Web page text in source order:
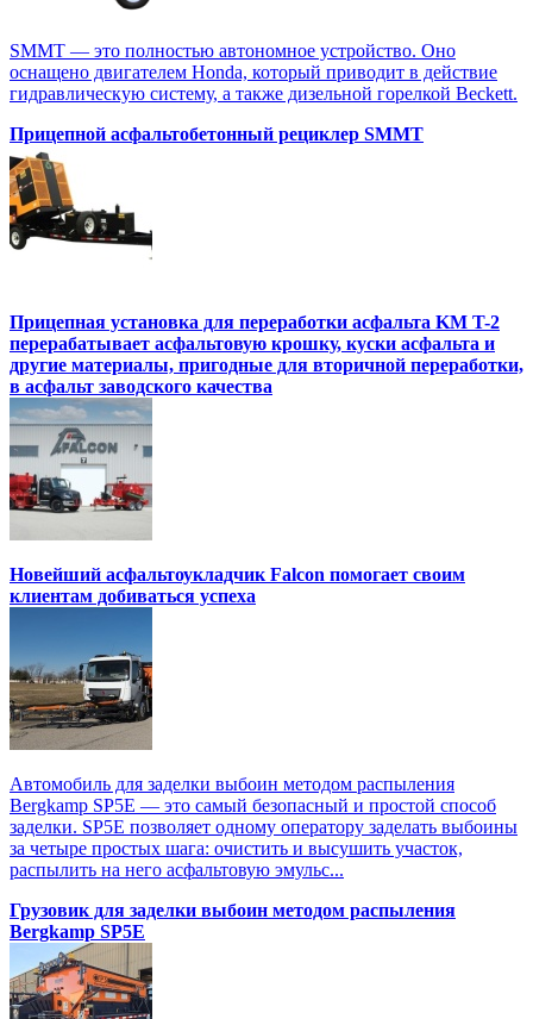
SMMT — это полностью автономное устройство. Оно
оснащено двигателем Honda, который приводит в действие
гидравлическую систему, а также дизельной горелкой Beckett.
Прицепной асфальтобетонный рециклер SMMT
Прицепная установка для переработки асфальта KM T-2
перерабатывает асфальтовую крошку, куски асфальта и
другие материалы, пригодные для вторичной переработки,
в асфальт заводского качества
Новейший асфальтоукладчик Falcon помогает своим
клиентам добиваться успеха
Автомобиль для заделки выбоин методом распыления
Bergkamp SP5E — это самый безопасный и простой способ
заделки. SP5E позволяет одному оператору заделать выбоины
за четыре простых шага: очистить и высушить участок,
распылить на него асфальтовую эмульс...
Грузовик для заделки выбоин методом распыления
Bergkamp SP5E